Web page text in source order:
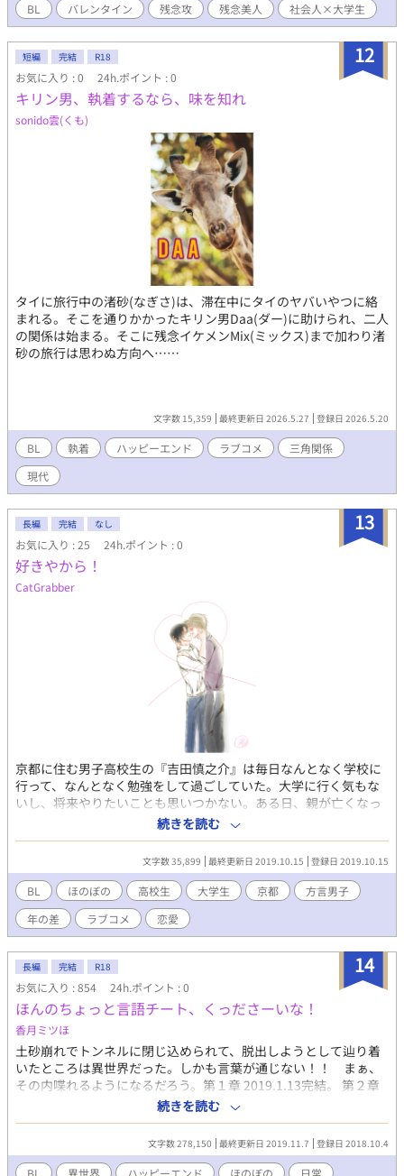
BL バレンタイン 残念攻 残念美人 社会人×大学生
12
短編 完結 R18
お気に入り : 0 24h.ポイント : 0
キリン男、執着するなら、味を知れ
sonido雲(くも)
タイに旅行中の渚砂(なぎさ)は、滞在中にタイのヤバいやつに絡
まれる。そこを通りかかったキリン男Daa(ダー)に助けられ、二人
の関係は始まる。そこに残念イケメンMix(ミックス)まで加わり渚
砂の旅行は思わぬ方向へ……
文字数 15,359 最終更新日 2026.5.27 登録日 2026.5.20
BL 執着 ハッピーエンド ラブコメ
三角関係
現代
13
長編 完結 なし
お気に入り : 25 24h.ポイント : 0
好きやから！
CatGrabber
京都に住む男子高校生の『吉田慎之介』は毎日なんとなく学校に
行って、なんとなく勉強をして過ごしていた。大学に行く気もな
いし、将来やりたいことも思いつかない。ある日、親が亡くなっ
た知人から祇園に京町屋を譲り受けたので、貸し出そうと言うの
だ。そこで最初の住人がやってきた。イギリスと日本のハーフ
で、博多から来たと言う大学一年生の『古賀ジャクソン詩音』
（凄い濃い名前の持ち主 笑）。美形な上に、京大生。なのに、
生活力が壊滅的！ひょんなことがきっかけで、古賀さんのため
に、ちゃんと栄養のあるご飯を毎日作ることとなった慎之介は、
そんな古賀さんに密やかに想いを寄せる。 幼馴染の自称恋愛マス
ターヤンキー（彼女なし）『高橋祐介』にも支えられながら、古
賀さんを振り向かせようと頑張る慎之介。 そんな中、古賀さんに
出会ったことで、たくさんの知らない感情が溢れてくる。 でも、
男同士という壁にどうしてもぶつかってしまって、、、？ 二人の
方言男子『残念イケメン大学生』×『恋愛経験０、女子力高め男
子高校生』が繰り広げる、ゆるキュンラブコメディ!
続きを読む
文字数 35,899 最終更新日 2019.10.15 登録日 2019.10.15
BL ほのぼの 高校生 大学生 京都
方言男子
年の差
ラブコメ 恋愛
14
長編 完結 R18
お気に入り : 854 24h.ポイント : 0
ほんのちょっと言語チート、くっださーいな！
香月ミツほ
土砂崩れでトンネルに閉じ込められて、脱出しようとして辿り着
いたところは異世界だった。しかも言葉が通じない！！ まぁ、
その内喋れるようになるだろう。第１章 2019.1.13完結。 第２章
「おお！っと王都で驚いた」2019.4.30スタート！ここからはそれ
ほど視点入れ替わりません。 魔法は生活が便利になる程度で、な
くても生活できます。主人公は幼くなったりしっかりしたり、相
手によって変わります。攻めは残念イケメンです。（私の趣味
で）
続きを読む
文字数 278,150 最終更新日 2019.11.7 登録日 2018.10.4
BL 異世界 ハッピーエンド ほのぼの 日常